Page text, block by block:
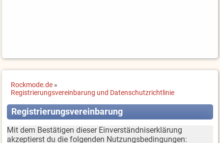
Rockmode.de »
Registrierungsvereinbarung und Datenschutzrichtlinie
Registrierungsvereinbarung
Mit dem Bestätigen dieser Einverständniserklärung
akzeptierst du die folgenden Nutzungsbedingungen: